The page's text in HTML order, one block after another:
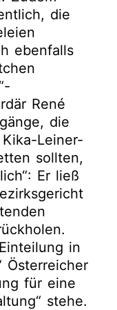
die
ebenfalls
René
die
Leiner-
sollten,
Er ließ
in
Österreicher
für eine
stehe.